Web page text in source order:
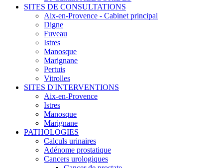
SITES DE CONSULTATIONS
Aix-en-Provence - Cabinet principal
Digne
Fuveau
Istres
Manosque
Marignane
Pertuis
Vitrolles
SITES D'INTERVENTIONS
Aix-en-Provence
Istres
Manosque
Marignane
PATHOLOGIES
Calculs urinaires
Adénome prostatique
Cancers urologiques